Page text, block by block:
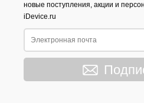
новые поступления, акции и
iDevice.ru